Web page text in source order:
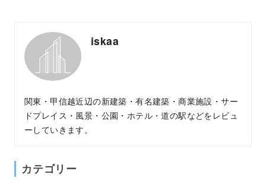
iskaa
関東・甲信越近辺の新建築・有名建築・商業施設・サー
ドプレイス・風景・公園・ホテル・道の駅などをレビュ
ーしていきます。
カテゴリー